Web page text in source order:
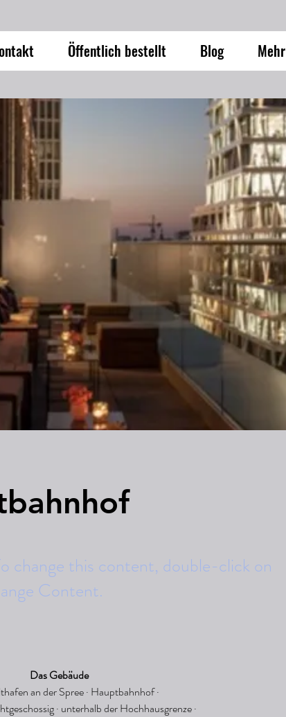
Öffentlich bestellt Blog Mehr
change this content, double-click on
Content.
Das Gebäude
an der Spree · Hauptbahnhof ·
· unterhalb der Hochhausgrenze ·